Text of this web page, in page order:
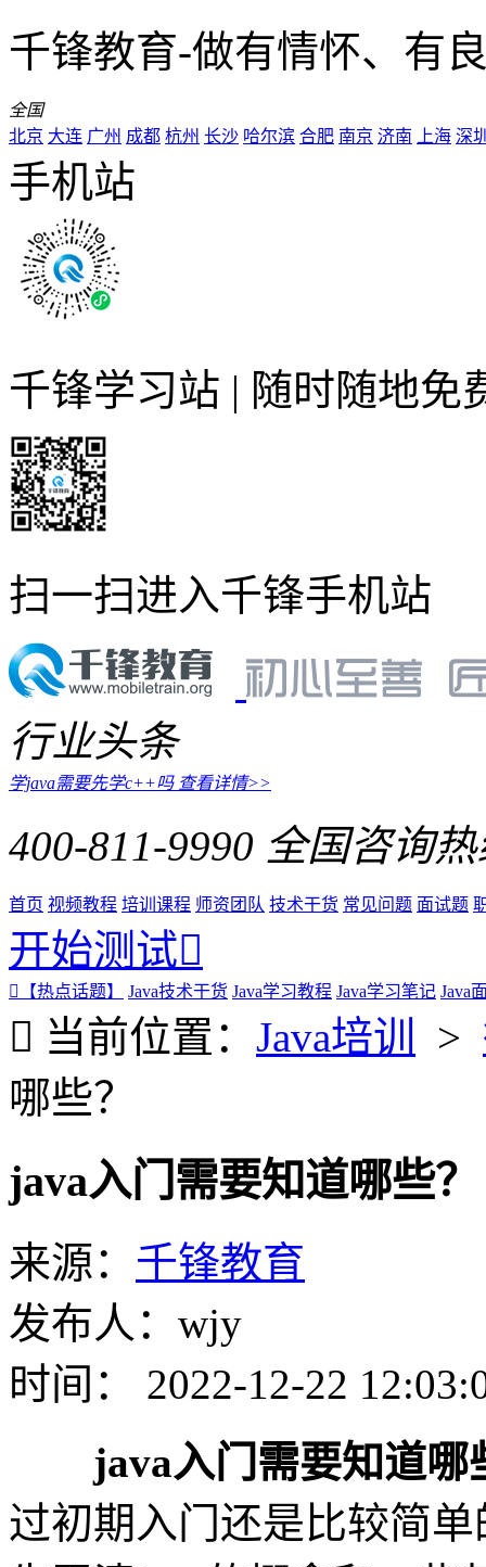
千锋教育-做有情怀、有
全国
北京 大连 广州 成都 杭州 长沙 哈尔滨 合肥 南京 济南 上海 深
手机站
千锋学习站 | 随时随地免
扫一扫进入千锋手机站
行业头条
学java需要先学c++吗 查看详情>>
400-811-9990 全国咨询
首页 视频教程 培训课程 师资团队 技术干货 常见问题 面试题
开始测试
【热点话题】 Java技术干货 Java学习教程 Java学习笔记 Java
当前位置： Java培训 >
哪些？
java入门需要知道哪些？
来源： 千锋教育
发布人：wjy
时间： 2022-12-22
java入门需要知道哪
过初期入门还是比较简